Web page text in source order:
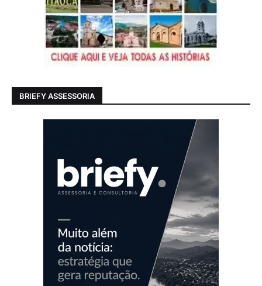
BRIEFY ASSESSORIA